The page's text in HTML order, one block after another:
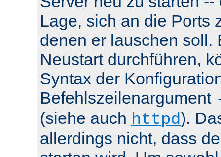
Lage, sich an die Ports
denen er lauschen soll.
Neustart durchführen,
Syntax der
Befehlszeilenargument
(siehe auch httpd).
allerdings nicht, dass